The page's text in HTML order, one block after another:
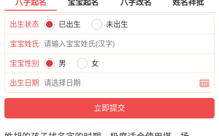
八字起名 宝宝起名 八字改名 姓名祥批
出生状态 已出生 未出生
宝宝姓氏
宝宝性别 男 女
出生日期